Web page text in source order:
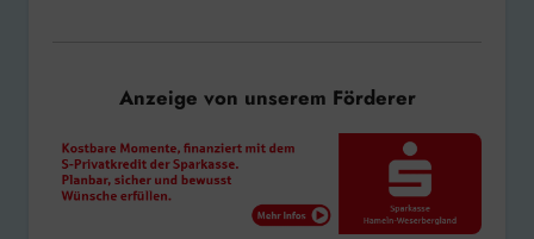
Anzeige von unserem Förderer